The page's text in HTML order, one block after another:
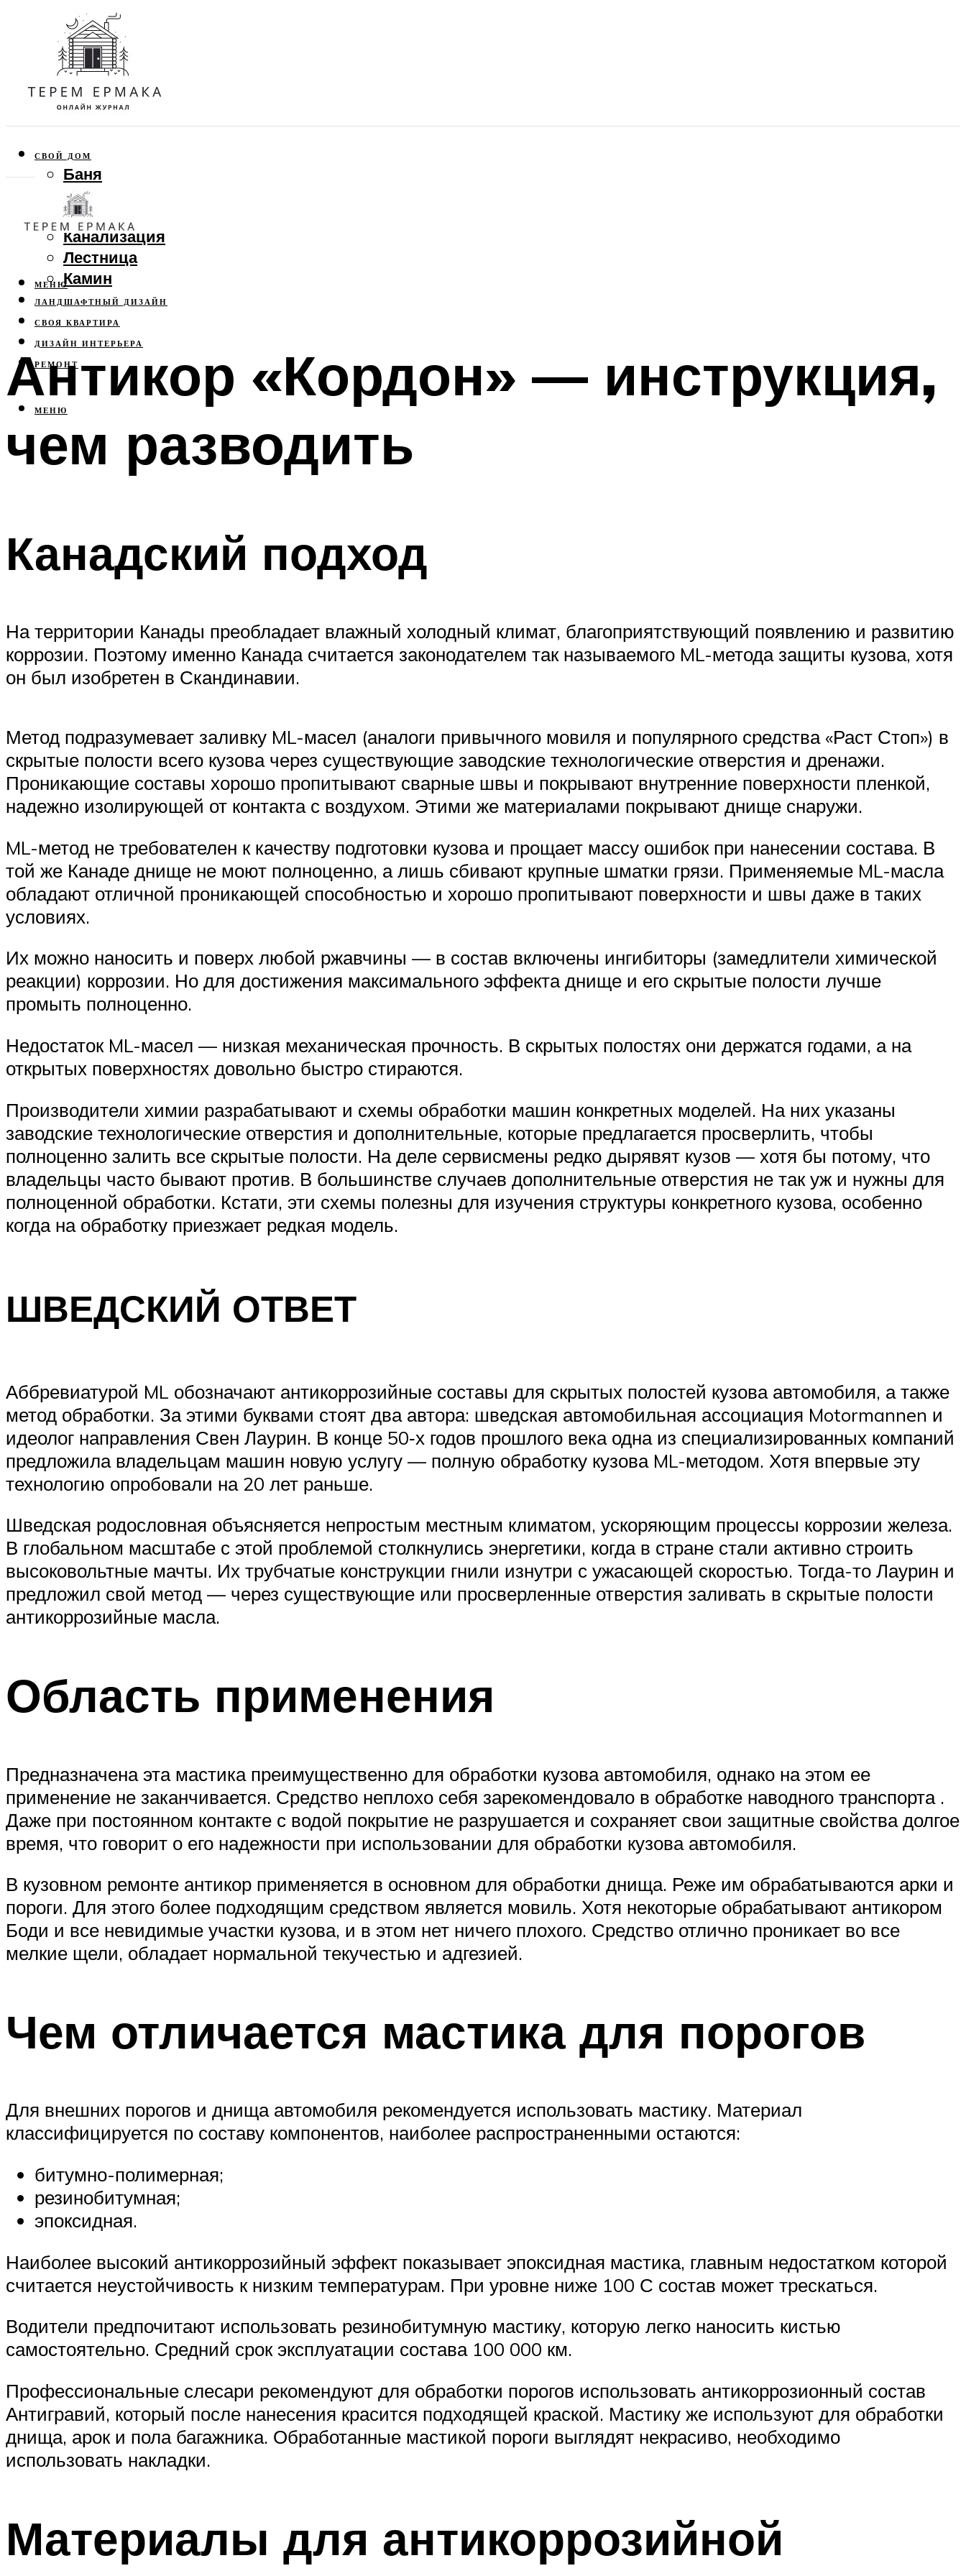
СВОЙ ДОМ
Баня
Веранда
Забор
Канализация
Лестница
Камин
ЛАНДШАФТНЫЙ ДИЗАЙН
СВОЯ КВАРТИРА
ДИЗАЙН ИНТЕРЬЕРА
РЕМОНТ
МЕНЮ
МЕНЮ
Антикор «Кордон» — инструкция,
чем разводить
Канадский подход
На территории Канады преобладает влажный холодный климат, благоприятствующий появлению и развитию
коррозии. Поэтому именно Канада считается законодателем так называемого ML-метода защиты кузова, хотя
он был изобретен в Скандинавии.
Метод подразумевает заливку ML-масел (аналоги привычного мовиля и популярного средства «Раст Стоп») в
скрытые полости всего кузова через существующие заводские технологические отверстия и дренажи.
Проника­ющие составы хорошо пропитывают сварные швы и покрывают внутренние поверхности пленкой,
надежно изолирующей от контакта с воздухом. Этими же материалами покрывают днище снаружи.
ML-метод не требователен к качеству подготовки кузова и прощает массу ошибок при нанесении состава. В
той же Канаде днище не моют полноценно, а лишь сбивают крупные шматки грязи. Применяемые ML-масла
обладают отличной проникающей способностью и хорошо пропитывают поверхности и швы даже в таких
условиях.
Их можно наносить и поверх любой ржавчины — в состав включены ингибиторы (замедлители химической
реакции) коррозии. Но для достижения максимального эффекта днище и его скрытые полости лучше
промыть полноценно.
Недостаток ML-масел — низкая механическая прочность. В скрытых полостях они держатся годами, а на
открытых поверхностях довольно быстро стираются.
Производители химии разрабатывают и схемы обработки машин конкретных моделей. На них указаны
заводские технологические отверстия и дополнительные, которые предлагается просверлить, чтобы
полноценно залить все скрытые полости. На деле сервисмены редко дырявят кузов — хотя бы потому, что
владельцы часто бывают против. В большинстве случаев дополнительные отверстия не так уж и нужны для
полноценной обработки. Кстати, эти схемы полезны для изучения структуры конкретного кузова, особенно
когда на обработку приезжает редкая модель.
ШВЕДСКИЙ ОТВЕТ
Аббревиатурой ML обозначают антикоррозийные составы для скрытых полостей кузова автомобиля, а также
метод обработки. За этими буквами стоят два автора: шведская автомобильная ассоциация Motormannen и
идеолог направления Свен Лаурин. В конце 50‑х годов прошлого века одна из специализированных компаний
предложила владельцам машин новую услугу — полную обработку кузова ML-методом. Хотя впервые эту
технологию опробовали на 20 лет ­раньше.
Шведская родословная объясняется непростым местным климатом, ускоряющим процессы коррозии железа.
В глобальном масштабе с этой проблемой столкнулись энергетики, когда в стране стали активно строить
высоковольтные мачты. Их трубчатые конструкции гнили изнутри с ужасающей скоростью. Тогда-то Лаурин и
предложил свой метод — через существующие или просверленные отверстия заливать в скрытые полости
антикоррозийные масла.
Область применения
Предназначена эта мастика преимущественно для обработки кузова автомобиля, однако на этом ее
применение не заканчивается. Средство неплохо себя зарекомендовало в обработке наводного транспорта .
Даже при постоянном контакте с водой покрытие не разрушается и сохраняет свои защитные свойства долгое
время, что говорит о его надежности при использовании для обработки кузова автомобиля.
В кузовном ремонте антикор применяется в основном для обработки днища. Реже им обрабатываются арки и
пороги. Для этого более подходящим средством является мовиль. Хотя некоторые обрабатывают антикором
Боди и все невидимые участки кузова, и в этом нет ничего плохого. Средство отлично проникает во все
мелкие щели, обладает нормальной текучестью и адгезией.
Чем отличается мастика для порогов
Для внешних порогов и днища автомобиля рекомендуется использовать мастику. Материал
классифицируется по составу компонентов, наиболее распространенными остаются:
битумно-полимерная;
резинобитумная;
эпоксидная.
Наиболее высокий антикоррозийный эффект показывает эпоксидная мастика, главным недостатком которой
считается неустойчивость к низким температурам. При уровне ниже 100 С состав может трескаться.
Водители предпочитают использовать резинобитумную мастику, которую легко наносить кистью
самостоятельно. Средний срок эксплуатации состава 100 000 км.
Профессиональные слесари рекомендуют для обработки порогов использовать антикоррозионный состав
Антигравий, который после нанесения красится подходящей краской. Мастику же используют для обработки
днища, арок и пола багажника. Обработанные мастикой пороги выглядят некрасиво, необходимо
использовать накладки.
Материалы для антикоррозийной